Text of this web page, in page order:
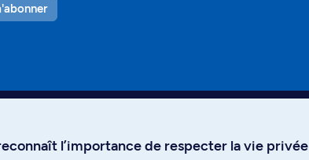
l’importance de respecter la vie privée